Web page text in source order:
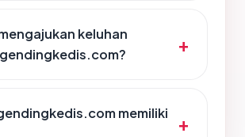
keluhan
memiliki